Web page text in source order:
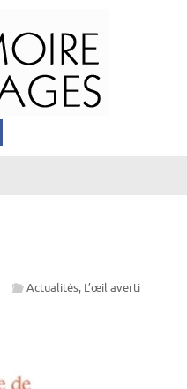
Actualités, L’œil averti